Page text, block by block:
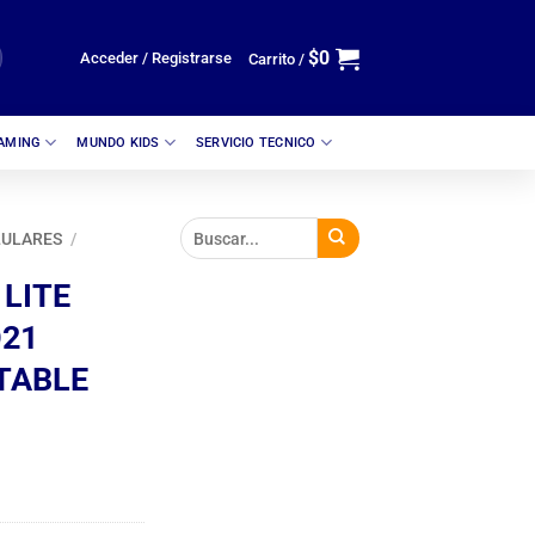
Acceder / Registrarse Carrito / $0
MUNDO KIDS SERVICIO TECNICO
/